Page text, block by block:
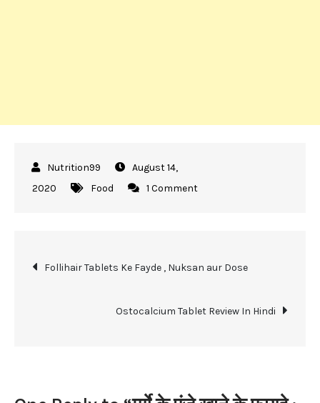
August 14,
2020
Food 1 Comment
खाने
फायदे
Post
navigation
Follihair Tablets Ke Fayde , Nuksan aur Dose
Ostocalcium Tablet Review In Hindi